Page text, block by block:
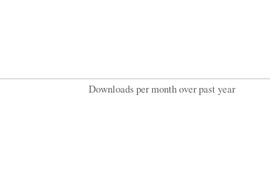
Downloads per month over past year